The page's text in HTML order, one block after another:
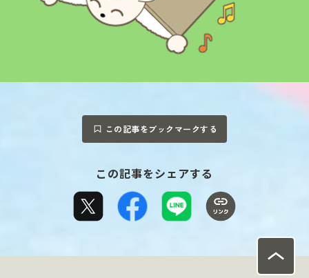
この記事をブックマークする
この記事をシェアする